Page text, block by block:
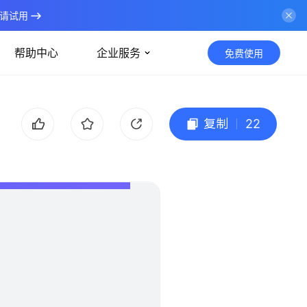
试用
帮助中心 企业服务 免费使用
复制 22